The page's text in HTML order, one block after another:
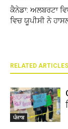
ਕੈਨੇਡਾ: ਅਲਬਰਟਾ
ਵਿਚ ਯੂਪੀਸੀ ਨੇ
RELATED ARTICLES
ਪੰਜਾਬ